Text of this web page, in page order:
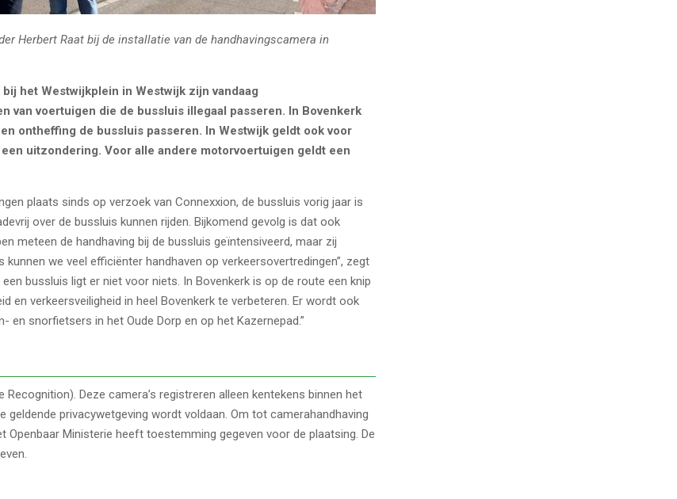
Herbert Raat bij de installatie van de handhavingscamera in
het Westwijkplein in Westwijk zijn vandaag
van voertuigen die de bussluis illegaal passeren. In Bovenkerk
ontheffing de bussluis passeren. In Westwijk geldt ook voor
uitzondering. Voor alle andere motorvoertuigen geldt een
plaats sinds op verzoek van Connexxion, de bussluis vorig jaar is
over de bussluis kunnen rijden. Bijkomend gevolg is dat ook
meteen de handhaving bij de bussluis geïntensiveerd, maar zij
kunnen we veel efficiënter handhaven op verkeersovertredingen”, zegt
bussluis ligt er niet voor niets. In Bovenkerk is op de route een knip
en verkeersveiligheid in heel Bovenkerk te verbeteren. Er wordt ook
en snorfietsers in het Oude Dorp en op het Kazernepad.”
Deze camera’s registreren alleen kentekens binnen het
privacywetgeving wordt voldaan. Om tot camerahandhaving
Ministerie heeft toestemming gegeven voor de plaatsing. De